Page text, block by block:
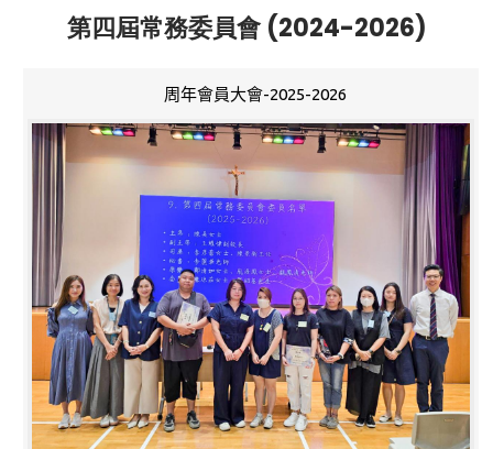
第四屆常務委員會 (2024-2026)
周年會員大會-2025-2026